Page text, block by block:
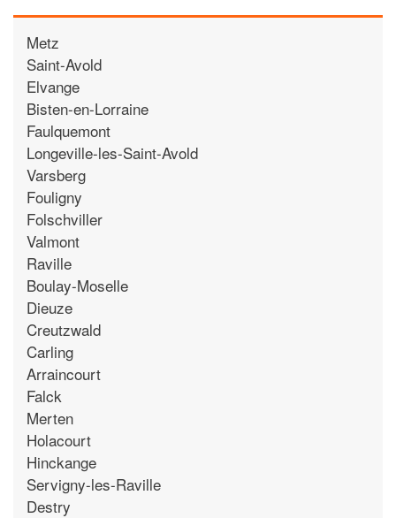
Metz
Saint-Avold
Elvange
Bisten-en-Lorraine
Faulquemont
Longeville-les-Saint-Avold
Varsberg
Fouligny
Folschviller
Valmont
Raville
Boulay-Moselle
Dieuze
Creutzwald
Carling
Arraincourt
Falck
Merten
Holacourt
Hinckange
Servigny-les-Raville
Destry